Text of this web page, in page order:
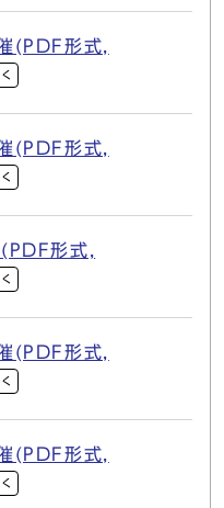
(PDF形式,
(PDF形式,
形式,
(PDF形式,
(PDF形式,